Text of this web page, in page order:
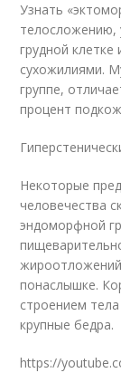
Узнать
телосложению,
грудной
сухожилиями.
группе,
процент
Некоторые
человечества
эндоморфной
понаслышке.
строением
крупные бедра.
https://